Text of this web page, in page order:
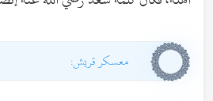
معسكر قريش: